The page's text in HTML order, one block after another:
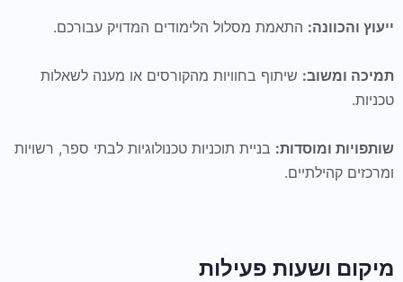
ייעוץ והכוונה: התאמת מסלול הלימודים המדויק עבורכם.
תמיכה ומשוב: שיתוף בחוויות מהקורסים או מענה לשאלות
טכניות.
שותפויות ומוסדות: בניית תוכניות טכנולוגיות לבתי ספר, רשויות
ומרכזים קהילתיים.
מיקום ושעות פעילות